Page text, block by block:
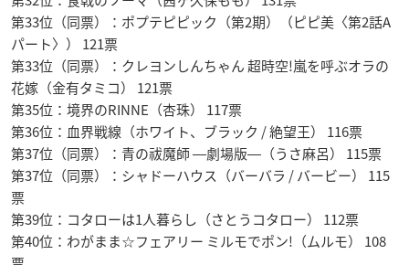
第33位（同票）：ポプテピピック（第2期）（ピピ美〈第2話A
パート〉） 121票
第33位（同票）：クレヨンしんちゃん 超時空!嵐を呼ぶオラの
花嫁（金有タミコ） 121票
第35位：境界のRINNE（杏珠） 117票
第36位：血界戦線（ホワイト、ブラック / 絶望王） 116票
第37位（同票）：青の祓魔師 ―劇場版―（うさ麻呂） 115票
第37位（同票）：シャドーハウス（バーバラ / バービー） 115
票
第39位：コタローは1人暮らし（さとうコタロー） 112票
第40位：わがまま☆フェアリー ミルモでポン!（ムルモ） 108